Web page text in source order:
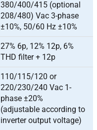
380/400/415 (optional
208/480) Vac 3-phase
±10%, 50/60 Hz ±10%
27% 6p, 12% 12p, 6%
THD filter + 12p
110/115/120 or
220/230/240 Vac 1-
phase ±20%
(adjustable according to
inverter output voltage)